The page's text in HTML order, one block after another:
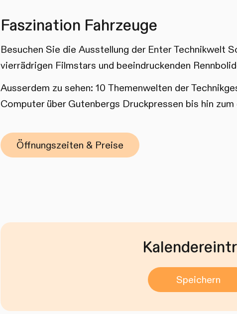
Faszination Fahrzeuge
Besuchen Sie die Ausstellung der Enter Technikwelt
vierrädrigen Filmstars und beeindruckenden
Ausserdem zu sehen: 10 Themenwelten der
Computer über Gutenbergs Druckpressen bis hin
Öffnungszeiten & Preise
Speichern